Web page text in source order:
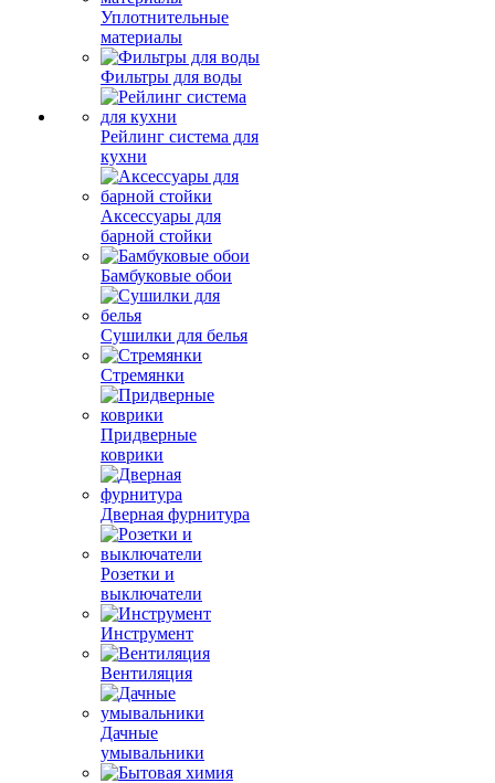
Уплотнительные
материалы
Фильтры для воды
Рейлинг система для
кухни
Аксессуары для
барной стойки
Бамбуковые обои
Сушилки для белья
Стремянки
Придверные
коврики
Дверная фурнитура
Розетки и
выключатели
Инструмент
Вентиляция
Дачные
умывальники